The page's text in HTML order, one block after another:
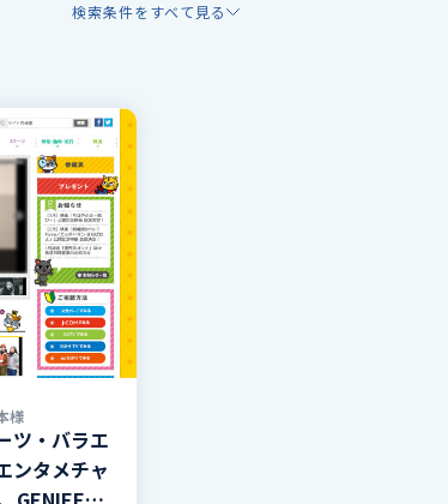
検索条件をすべて見る
様
ツ・バラエ
ンタメチャ